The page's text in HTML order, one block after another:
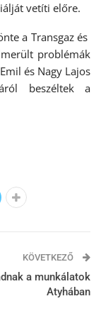
vetíti előre.
a Transgaz és
problémák
és Nagy Lajos
beszéltek a
KÖVETKEZŐ
a munkálatok
Atyhában